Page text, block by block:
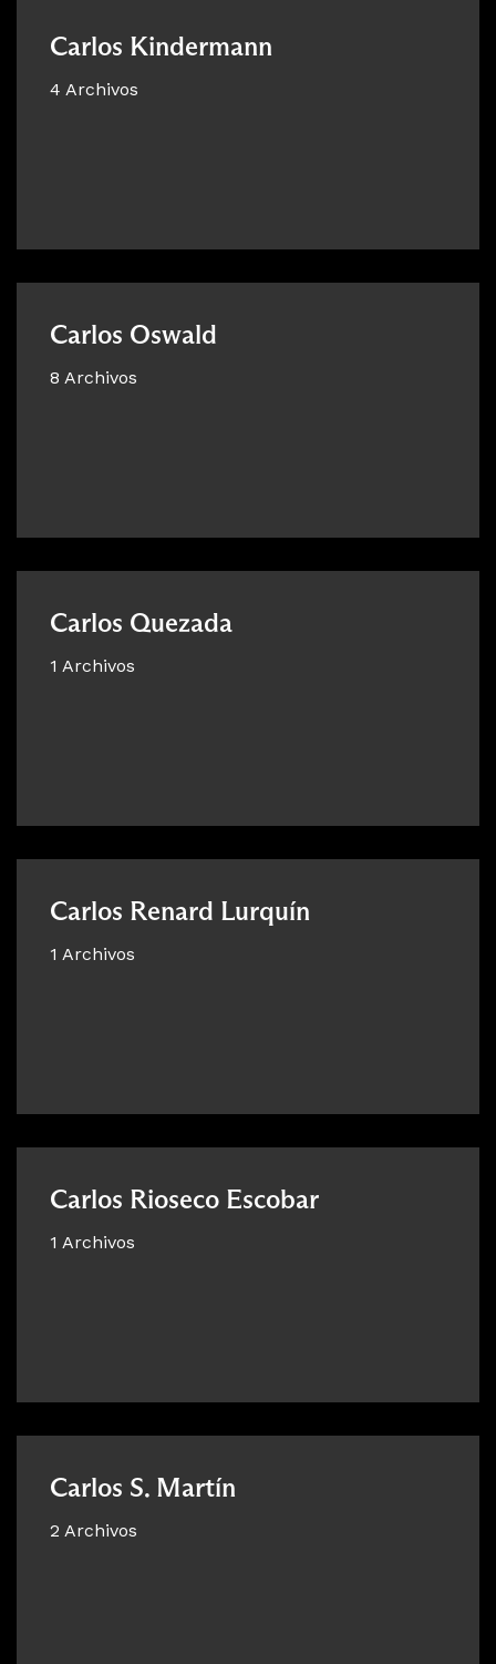
Carlos Kindermann
4 Archivos
Carlos Oswald
8 Archivos
Carlos Quezada
1 Archivos
Carlos Renard Lurquín
1 Archivos
Carlos Rioseco Escobar
1 Archivos
Carlos S. Martín
2 Archivos